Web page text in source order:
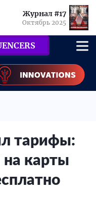
Журнал #17
Октябрь 2025
тарифы:
на карты